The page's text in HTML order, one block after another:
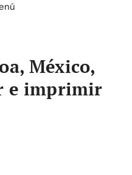
México,
e imprimir